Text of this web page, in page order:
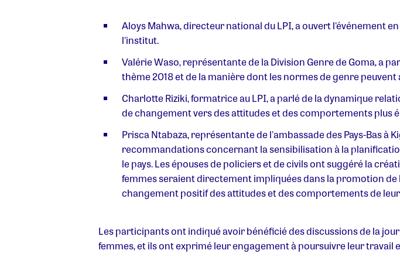
Aloys Mahwa, directeur national du LPI, a ouvert l'événement
l'institut.
Valérie Waso, représentante de la Division Genre de Goma, a
thème 2018 et de la manière dont les normes de genre
Charlotte Riziki, formatrice au LPI, a parlé de la dynamique
de changement vers des attitudes et des comportements plus
Prisca Ntabaza, représentante de l'ambassade des Pays-Bas à
recommandations concernant la sensibilisation à la
le pays. Les épouses de policiers et de civils ont suggéré la
femmes seraient directement impliquées dans la promotion
changement positif des attitudes et des comportements de
Les participants ont indiqué avoir bénéficié des discussions de la
femmes, et ils ont exprimé leur engagement à poursuivre leur travail